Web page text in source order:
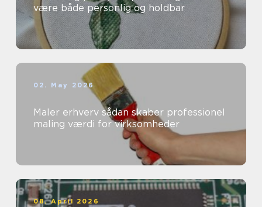
være både personlig og holdbar
02. May 2026
Maler erhverv sådan skaber professionel
maling værdi for virksomheder
08. April 2026